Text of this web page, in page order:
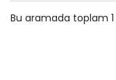
Bu aramada toplam 1